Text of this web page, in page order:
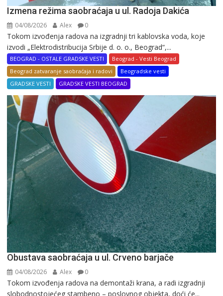
Izmena režima saobraćaja u ul. Radoja Dakića
04/08/2026 Alex 0
Tokom izvođenja radova na izgradnji tri kablovska voda, koje
izvodi „Elektrodistribucija Srbije d. o. o., Beograd“,...
BEOGRAD - OSTALE GRADSKE VESTI
Beograd - Vesti Beograd
Beograd zatvaranje saobraćaja i radovi
Beogradske vesti
GRADSKE VESTI
GRADSKE VESTI BEOGRAD
Obustava saobraćaja u ul. Crveno barjače
04/08/2026 Alex 0
Tokom izvođenja radova na demontaži krana, a radi izgradnji
slobodnostojećeg stambeno – poslovnog objekta, doći će...